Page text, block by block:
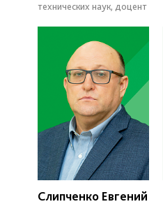
технических наук, доцент
Слипченко Евгений